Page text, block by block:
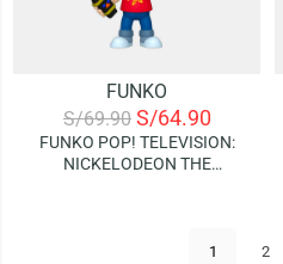
FUNKO
S/69.90 S/64.90
FUNKO POP! TELEVISION:
NICKELODEON THE
1 2